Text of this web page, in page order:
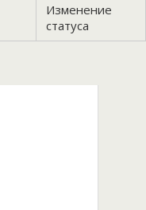
Изменение
статуса